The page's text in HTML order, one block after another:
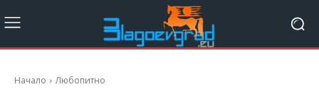
Начало Любопитно